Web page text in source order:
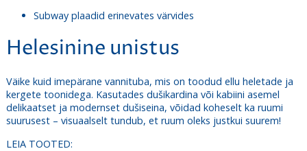
Subway plaadid erinevates värvides
Helesinine unistus
Väike kuid imepärane vannituba, mis on toodud ellu heletade ja
kergete toonidega. Kasutades dušikardina või kabiini asemel
delikaatset ja modernset dušiseina, võidad koheselt ka ruumi
suurusest – visuaalselt tundub, et ruum oleks justkui suurem!
LEIA TOOTED: